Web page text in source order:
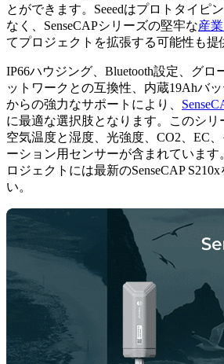
とができます。Seeedはプロトタイピ
なく、SenseCAPシリーズの堅牢な産
てプロジェクトを拡張する可能性も提
IP66ハウジング、Bluetooth設定、グロ
ットワークとの互換性、内蔵19Ahバ
からの強力なサポートにより、
に最適な選択肢となります。このシリ
空気温度と湿度、光強度、CO2、EC
ーション用センサーが含まれていま
ロジェクトには最新のSenseCAP
い。